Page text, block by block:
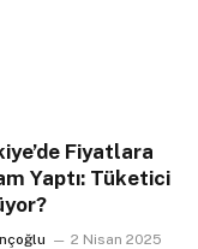
Fiyatlara
Yaptı: Tüketici
2 Nisan 2025